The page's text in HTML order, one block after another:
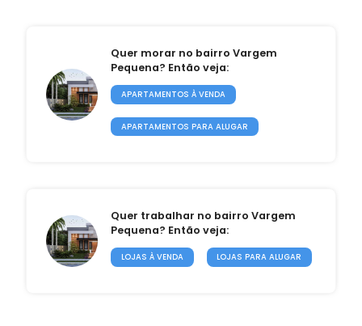
Quer morar no bairro Vargem
Pequena? Então veja:
APARTAMENTOS À VENDA
APARTAMENTOS PARA ALUGAR
Quer trabalhar no bairro Vargem
Pequena? Então veja:
LOJAS À VENDA LOJAS PARA ALUGAR